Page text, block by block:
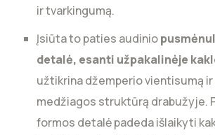
ir tvarkingumą.
Įsiūta to paties audinio
detalė, esanti užpakalinėje
užtikrina džemperio vientisumą ir
medžiagos struktūrą drabužyje.
formos detalė padeda išlaikyti